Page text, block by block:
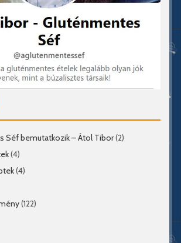
Séf bemutatkozik – Átol Tibor(2)
(4)
(4)
(122)